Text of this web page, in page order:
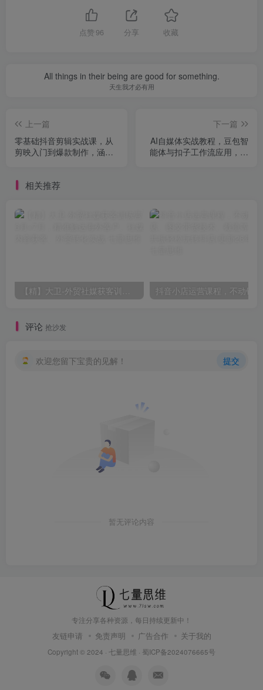
点赞 96 分享 收藏
All things in their being are good for something.
天生我才必有用
上一篇
零基础抖音剪辑实战课，从
剪映入门到爆款制作，涵盖
下一篇
AI自媒体实战教程，豆包智
能体与扣子工作流应用，覆
相关推荐
评论 抢沙发
欢迎您留下宝贵的见解！ 提交
暂无评论内容
专注分享各种资源，每日持续更新中！
友链申请 免责声明 广告合作 关于我的
Copyright © 2024 · 七量思维 · 蜀ICP备2024076665号